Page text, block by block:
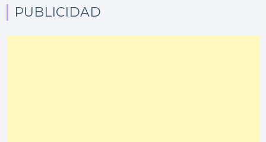
PUBLICIDAD